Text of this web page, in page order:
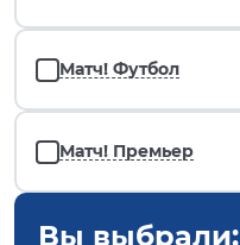
Матч! Футбол
Матч! Премьер
Вы выбрали: